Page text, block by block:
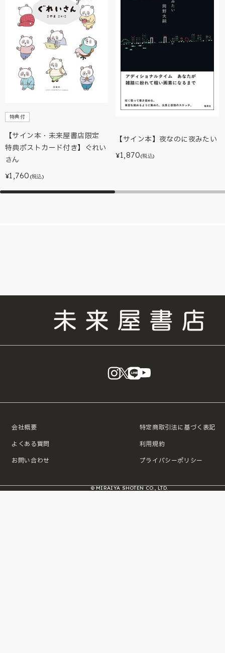
特典付
【サイン本・未来屋書店限定
特典ポストカード付き】ぐれい
さん
¥1,760 (税込)
【サイン本】夜なのに夜みたい
¥1,870(税込)
instagram
X LINE
会社概要
よくある質問
お問い合わせ
特定商取引法に基づく表記
利用規約
プライバシーポリシー
© MIRAIYA SHOTEN CO., LTD.